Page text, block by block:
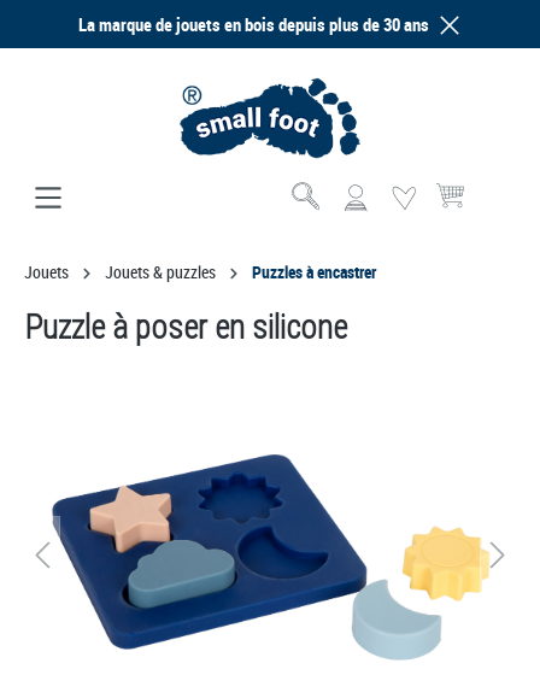
principalLa marque de jouets en bois depuis plus de 30 ans
Le panier
Jouets Jouets & puzzles Puzzles à encastrer
Puzzle à poser en silicone